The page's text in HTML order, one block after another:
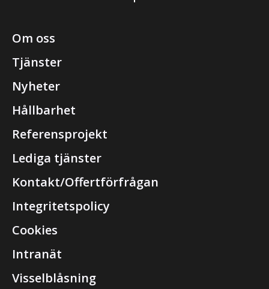
Om oss
Tjänster
Nyheter
Hållbarhet
Referensprojekt
Lediga tjänster
Kontakt/Offertförfrågan
Integritetspolicy
Cookies
Intranät
Visselblåsning